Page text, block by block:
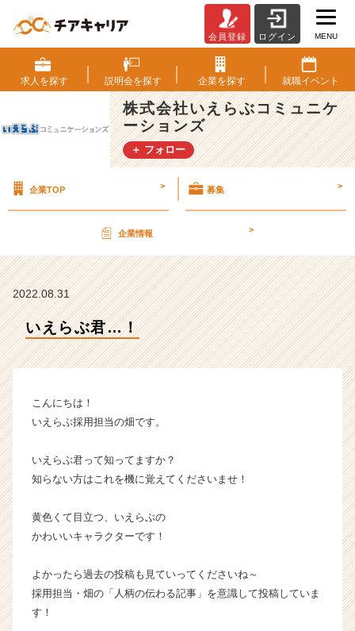
え
ら
ぶ
君…！
【株
式
会
え
ら
コ
ケ
ー
の
イ
ム
ン】
ン
チ
会員登録 ログイン MENU
求人を探す 説明会を探す 企業を探す 就職イベント
株式会社いえらぶコミュニケ
ーションズ
＋ フォロー
企業TOP > 募集 >
企業情報 >
2022.08.31
いえらぶ君…！
こんにちは！
いえらぶ採用担当の畑です。
いえらぶ君って知ってますか？
知らない方はこれを機に覚えてくださいませ！
黄色くて目立つ、いえらぶの
かわいいキャラクターです！
よかったら過去の投稿も見ていってくださいね～
採用担当・畑の「人柄の伝わる記事」を意識して投稿していま
す！